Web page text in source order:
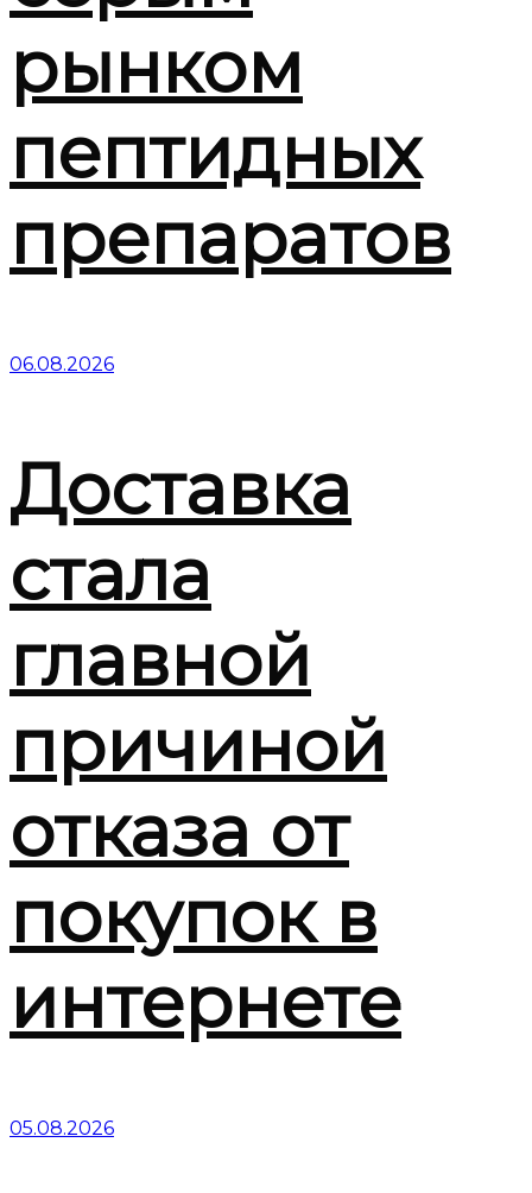
рынком
пептидных
препаратов
06.08.2026
Доставка
стала
главной
причиной
отказа от
покупок в
интернете
05.08.2026